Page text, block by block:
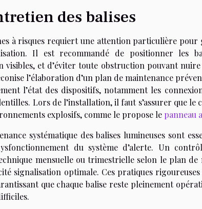
des balises
à risques requiert une attention particulière
Il est recommandé de positionner les
visibles, et d’éviter toute obstruction pouvant
l’élaboration d’un plan de maintenance
l’état des dispositifs, notamment les
Lors de l’installation, il faut s’assurer que
explosifs, comme le propose le panneau
systématique des balises lumineuses sont
du système d’alerte. Un
mensuelle ou trimestrielle selon le plan de
signalisation optimale. Ces pratiques
que chaque balise reste pleinement